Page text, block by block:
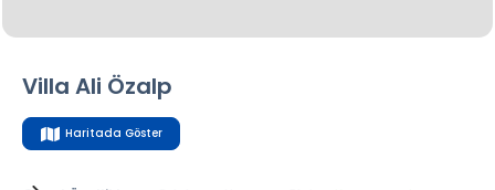
Villa Ali Özalp
Haritada Göster